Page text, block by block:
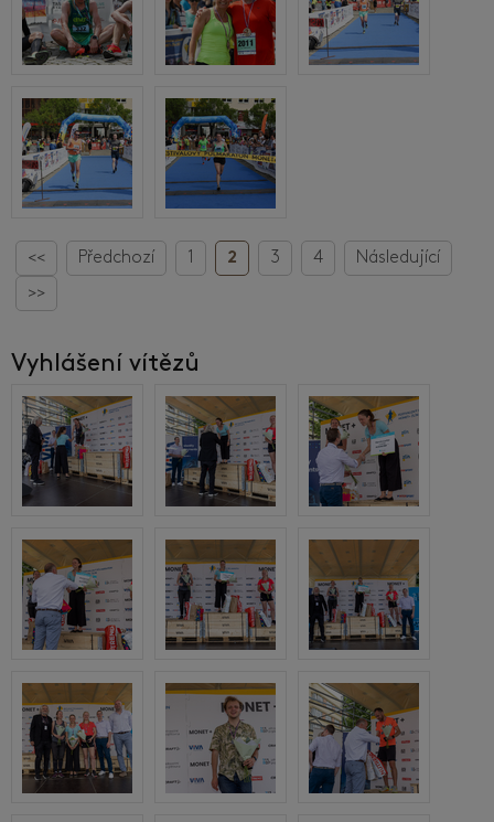
<< Předchozí 1 2 3 4
Následující
>>
Vyhlášení vítězů